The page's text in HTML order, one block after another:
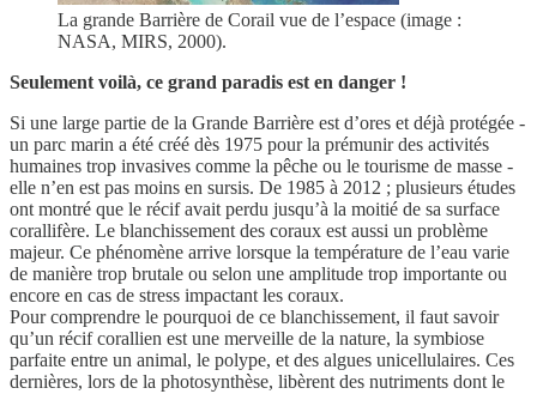
La grande Barrière de Corail vue de l’espace (image :
NASA, MIRS, 2000).
Seulement voilà, ce grand paradis est en danger !
Si une large partie de la Grande Barrière est d’ores et déjà protégée -
un parc marin a été créé dès 1975 pour la prémunir des activités
humaines trop invasives comme la pêche ou le tourisme de masse -
elle n’en est pas moins en sursis. De 1985 à 2012 ; plusieurs études
ont montré que le récif avait perdu jusqu’à la moitié de sa surface
corallifère. Le blanchissement des coraux est aussi un problème
majeur. Ce phénomène arrive lorsque la température de l’eau varie
de manière trop brutale ou selon une amplitude trop importante ou
encore en cas de stress impactant les coraux.
Pour comprendre le pourquoi de ce blanchissement, il faut savoir
qu’un récif corallien est une merveille de la nature, la symbiose
parfaite entre un animal, le polype, et des algues unicellulaires. Ces
dernières, lors de la photosynthèse, libèrent des nutriments dont le